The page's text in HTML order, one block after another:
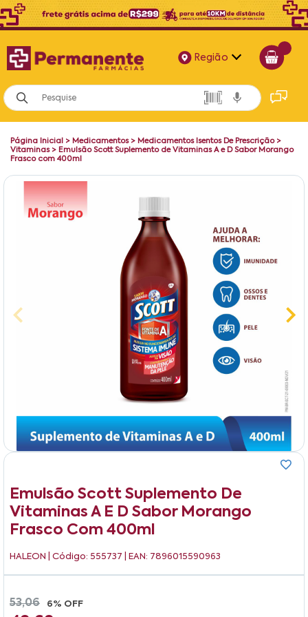
Região
Alagoas
Bahia
Paraíba
Pernambuco
Página Inicial > Medicamentos> Medicamentos Isentos De Prescrição>
Vitaminas> Emulsão Scott Suplemento de Vitaminas A e D Sabor Morango
Frasco com 400ml
Emulsão Scott Suplemento De
Vitaminas A E D Sabor Morango
Frasco Com 400ml
HALEON | Código: 555737 | EAN: 7896015590963
53,06 6% OFF